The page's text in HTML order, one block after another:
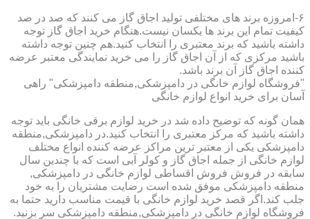
۶-امروزه برند های مختلفی تولید اجاق گاز می کنند که صد در صد
کیفیت تمام این برند ها یکسان نیست.هنگام خرید اجاق گاز توجه
داشته باشید که برند معتبری را انتخاب کنید.هم چنین توجه داشته
باشید مرکزی که از آن اجاق گاز را می خرید نمایندگی معتبر عرضه
کننده اجاق گاز آن برند باشد.
"فروشگاه لوازم خانگی در دامپزشکی,منطقه دامپزشکی" راهی
آسان برای خرید انواع لوازم خانگی
همان گونه که توضیح داده شد در خرید لوازم برقی خانگی باید توجه
داشته باشید که مرکز معتبری را انتخاب کنید.در دامپزشکی,منطقه
دامپزشکی یکی از معتبر ترین مراکز عرضه کننده انواع مختلف
لوازم خانگی از جمله اجاق گاز و کولر آبی است که با چندین سال
سابقه در فروش فروش اقساطی لوازم خانگی در دامپزشکی,
منطقه دامپزشکی موفق شده است رضایت مشتریان را به خود
جلب کند.اگر قصد خرید لوازم خانگی با قیمت مناسب دارید حتما به
فروشگاه لوازم خانگی در دامپزشکی,منطقه دامپزشکی سر بزنید.